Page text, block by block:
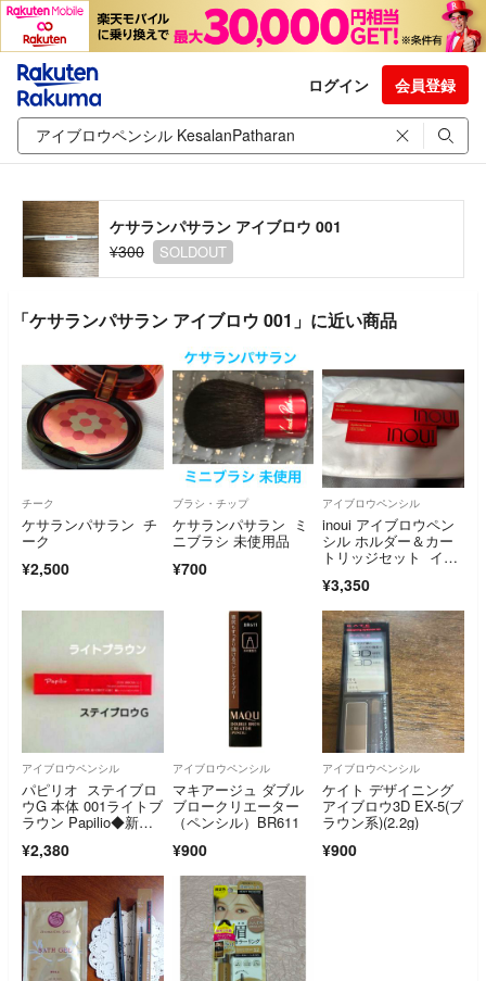
ログイン 会員登録
ケサランパサラン アイブロウ 001
¥300
SOLDOUT
「ケサランパサラン アイブロウ 001」に近い商品
チーク
ケサランパサラン チ
ーク
¥2,500
ブラシ・チップ
ケサランパサラン ミ
ニブラシ 未使用品
¥700
アイブロウペンシル
inoui アイブロウペン
シル ホルダー＆カー
トリッジセット イン
¥3,350
アイブロウペンシル
パピリオ ステイブロ
ウG 本体 001ライトブ
ラウン Papilio◆新品
¥2,380
アイブロウペンシル
マキアージュ ダブル
ブロークリエーター
（ペンシル）BR611
¥900
アイブロウペンシル
ケイト デザイニング
アイブロウ3D EX-5(ブ
ラウン系)(2.2g)
¥900